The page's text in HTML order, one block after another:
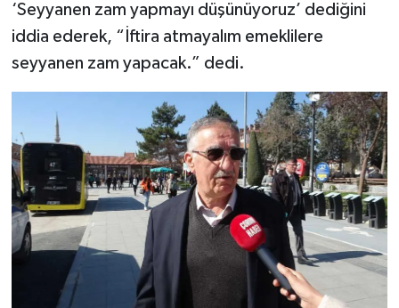
‘Seyyanen zam yapmayı düşünüyoruz’ dediğini
iddia ederek, “İftira atmayalım emeklilere
seyyanen zam yapacak.” dedi.